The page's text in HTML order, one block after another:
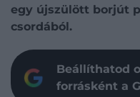
egy újszülött borjút
csordából.
Beállíthatod
forrásként a